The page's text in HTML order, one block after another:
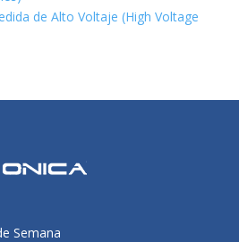
de Alto Voltaje (High Voltage
Semana